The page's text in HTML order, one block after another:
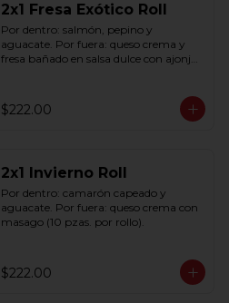
2x1 Fresa Exótico Roll
Por dentro: salmón, pepino y
aguacate. Por fuera: queso crema y
fresa bañado en salsa dulce con ajonjolí
$222.00
2x1 Invierno Roll
Por dentro: camarón capeado y
aguacate. Por fuera: queso crema con
masago (10 pzas. por rollo).
$222.00